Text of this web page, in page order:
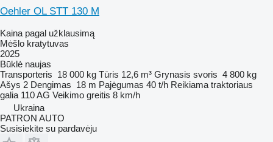
Oehler OL STT 130 M
Kaina pagal užklausimą
Mėšlo kratytuvas
2025
Būklė naujas
Transporteris 18 000 kg Tūris 12,6 m³ Grynasis svoris 4 800 kg
Ašys 2 Dengimas 18 m Pajėgumas 40 t/h Reikiama traktoriaus
galia 110 AG Veikimo greitis 8 km/h
Ukraina
PATRON AUTO
Susisiekite su pardavėju